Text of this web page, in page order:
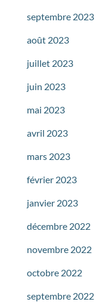
septembre 2023
août 2023
juillet 2023
juin 2023
mai 2023
avril 2023
mars 2023
février 2023
janvier 2023
décembre 2022
novembre 2022
octobre 2022
septembre 2022